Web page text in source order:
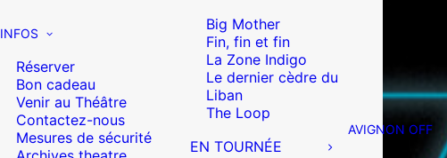
INFOS
Réserver
Bon cadeau
Venir au Théâtre
Contactez-nous
Mesures de sécurité
Big Mother
Fin, fin et fin
La Zone Indigo
Le dernier cèdre du
Liban
The Loop
EN TOURNÉE
AVIGNON OFF